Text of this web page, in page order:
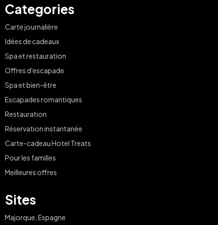
Categories
Carte journalière
Idées de cadeaux
Spa et restauration
Offres d'escapade
Spa et bien-être
Escapades romantiques
Restauration
Réservation instantanée
Carte-cadeau Hotel Treats
Pour les familles
Meilleures offres
Sites
Majorque, Espagne